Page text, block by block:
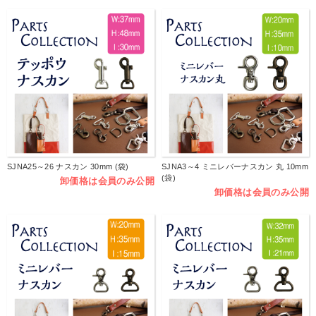
SJNA25～26 ナスカン 30mm (袋)
卸価格は会員のみ公開
SJNA3～4 ミニレバーナスカン 丸 10mm
(袋)
卸価格は会員のみ公開